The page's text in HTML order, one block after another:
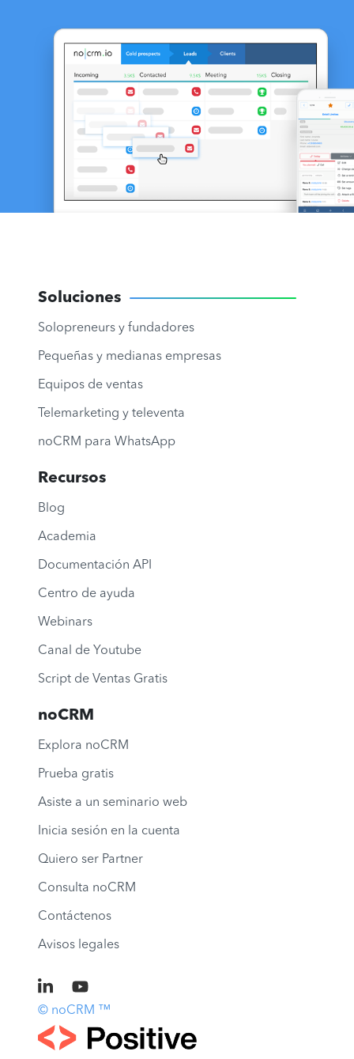
Soluciones
Solopreneurs y fundadores
Pequeñas y medianas empresas
Equipos de ventas
Telemarketing y televenta
noCRM para WhatsApp
Recursos
Blog
Academia
Documentación API
Centro de ayuda
Webinars
Canal de Youtube
Script de Ventas Gratis
noCRM
Explora noCRM
Prueba gratis
Asiste a un seminario web
Inicia sesión en la cuenta
Quiero ser Partner
Consulta noCRM
Contáctenos
Avisos legales
© noCRM ™